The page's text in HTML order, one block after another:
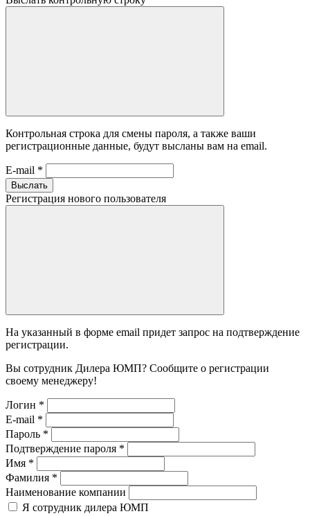
Контрольная строка для смены пароля, а также ваши
регистрационные данные, будут высланы вам на email.
E-mail *
Выслать
Регистрация нового пользователя
На указанный в форме email придет запрос на подтверждение
регистрации.
Вы сотрудник Дилера ЮМП? Сообщите о регистрации
своему менеджеру!
Логин *
E-mail *
Пароль *
Подтверждение пароля *
Имя *
Фамилия *
Наименование компании
Я сотрудник дилера ЮМП